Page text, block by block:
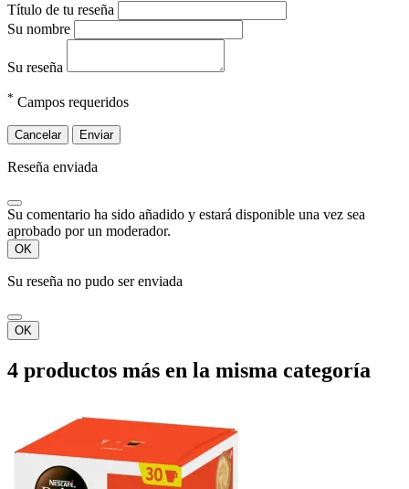
Título de tu reseña
Su nombre
Su reseña
* Campos requeridos
Cancelar Enviar
Reseña enviada
Su comentario ha sido añadido y estará disponible una vez sea
aprobado por un moderador.
OK
Su reseña no pudo ser enviada
OK
4 productos más en la misma categoría